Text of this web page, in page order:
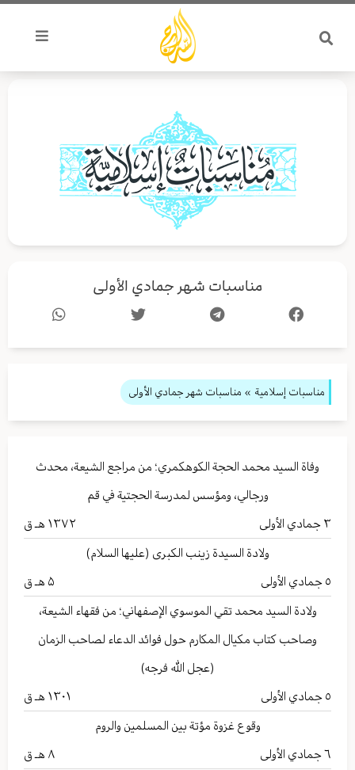
تخطي
المحتوى
مناسبات شهر جمادي الأولى
مناسبات إسلامية » مناسبات شهر جمادي الأولى
وفاة السيد محمد الحجة الكوهكمري؛ من مراجع الشيعة، محدث
ورجالي، ومؤسس لمدرسة الحجتية في قم
٣ جمادي الأولى
۱۳۷۲ هـ ق
ولادة السيدة زينب الكبرى (عليها السلام)
٥ جمادي الأولى
۵ هـ ق
ولادة السيد محمد تقي الموسوي الإصفهاني؛ من فقهاء الشيعة،
وصاحب كتاب مكيال المكارم حول فوائد الدعاء لصاحب الزمان
(عجل الله فرجه)
٥ جمادي الأولى
۱۳۰۱ هـ ق
وقوع غزوة مؤتة بين المسلمين والروم
٦جمادي الأولى
۸ هـ ق